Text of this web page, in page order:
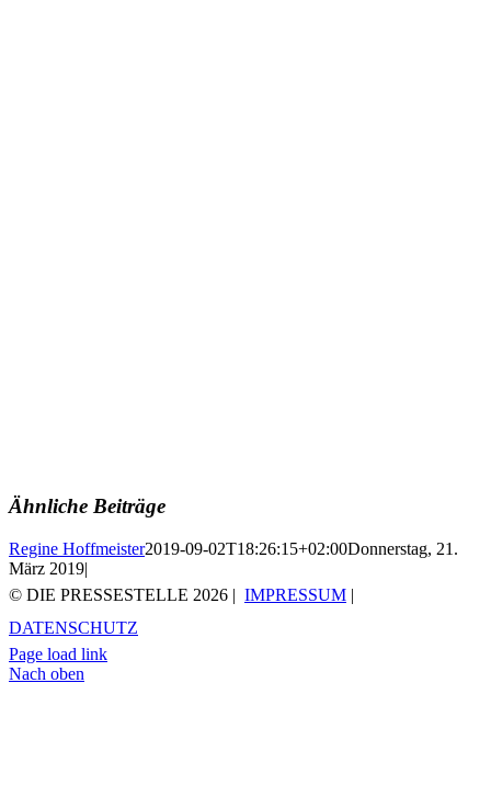
Ähnliche Beiträge
Regine Hoffmeister2019-09-02T18:26:15+02:00Donnerstag, 21.
März 2019|
© DIE PRESSESTELLE 2026 | IMPRESSUM |
DATENSCHUTZ
Page load link
Nach oben